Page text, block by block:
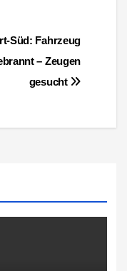
Süd: Fahrzeug
– Zeugen
gesucht